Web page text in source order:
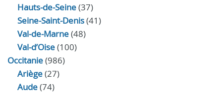
Hauts-de-Seine(37)
Seine-Saint-Denis(41)
Val-de-Marne(48)
Val-d’Oise(100)
Occitanie(986)
Ariège(27)
Aude(74)